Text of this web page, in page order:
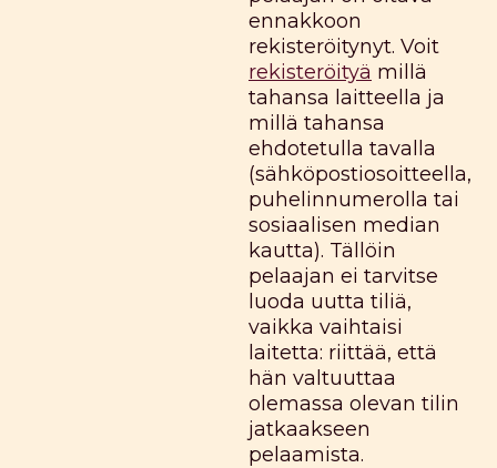
ennakkoon
rekisteröitynyt. Voit
rekisteröityä millä
tahansa laitteella ja
millä tahansa
ehdotetulla tavalla
(sähköpostiosoitteella,
puhelinnumerolla tai
sosiaalisen median
kautta). Tällöin
pelaajan ei tarvitse
luoda uutta tiliä,
vaikka vaihtaisi
laitetta: riittää, että
hän valtuuttaa
olemassa olevan tilin
jatkaakseen
pelaamista.